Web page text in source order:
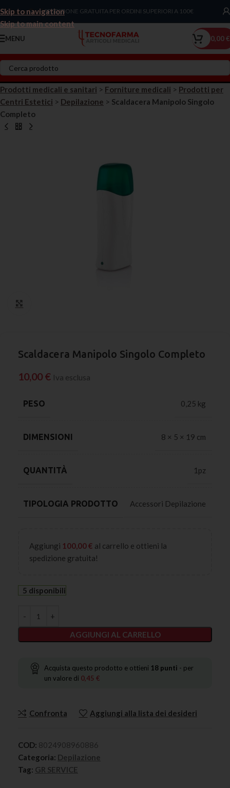
Skip to navigation
Skip to main content
Chiama Ora!SPEDIZIONE GRATUITA PER ORDINI SUPERIORI A 100€
MENU 0,00€
Prodotti medicali e sanitari > Forniture medicali > Prodotti per
Centri Estetici > Depilazione > Scaldacera Manipolo Singolo
Completo
Scaldacera Manipolo Singolo Completo
10,00 € Iva esclusa
PESO 0,25 kg
DIMENSIONI 8 × 5 × 19 cm
QUANTITÀ 1pz
TIPOLOGIA PRODOTTO Accessori Depilazione
Aggiungi 100,00€ al carrello e ottieni la
spedizione gratuita!
5 disponibili
AGGIUNGI AL CARRELLO
Acquista questo prodotto e ottieni 18 punti - per
un valore di 0,45 €
Confronta Aggiungi alla lista dei desideri
COD: 8024908960886
Categoria: Depilazione
Tag: GR SERVICE